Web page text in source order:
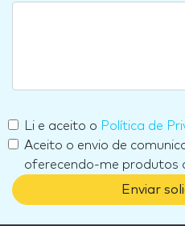
Li e aceito o Política de
Aceito o envio de
oferecendo-me produtos
Enviar